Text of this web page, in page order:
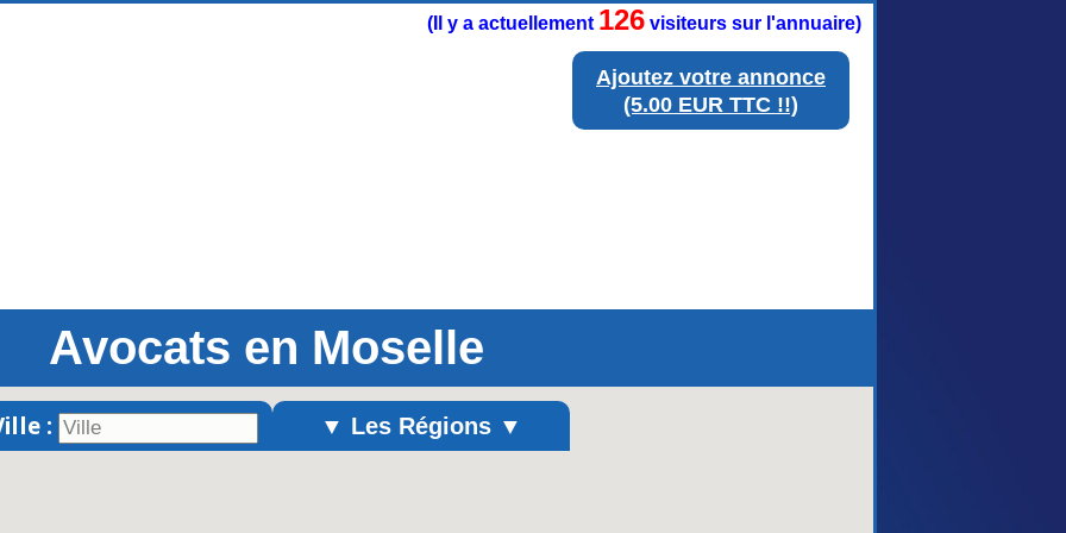
Ajoutez votre annonce
(5.00 EUR TTC !!)
(Il y a actuellement 126 visiteurs sur l'annuaire)
Avocats en Moselle
: ▼ Les Régions ▼